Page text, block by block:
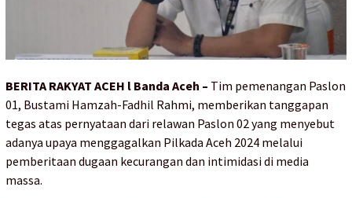
BERITA RAKYAT ACEH l Banda Aceh – Tim pemenangan Paslon
01, Bustami Hamzah-Fadhil Rahmi, memberikan tanggapan
tegas atas pernyataan dari relawan Paslon 02 yang menyebut
adanya upaya menggagalkan Pilkada Aceh 2024 melalui
pemberitaan dugaan kecurangan dan intimidasi di media
massa.